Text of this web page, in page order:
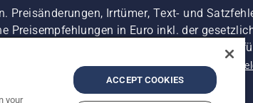
Preisänderungen, Irrtümer, Text- und
Preisempfehlungen in Euro inkl. der
es sei denn sie sind für den direkten Kauf
Impressum Vermutete Verstöße
your
ACCEPT COOKIES